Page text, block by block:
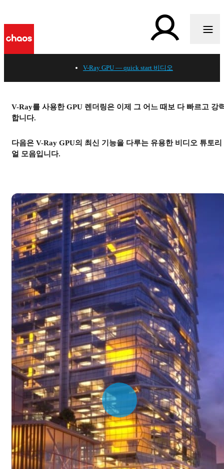
V-Ray GPU — quick start 비디오
V-Ray를 사용한 GPU 렌더링은 이제 그 어느 때보 다 빠르고 강
합니다.
다음은 V-Ray GPU의 최신 기능을 다루는 유용한 비디오 튜토리
얼 모음입니다.